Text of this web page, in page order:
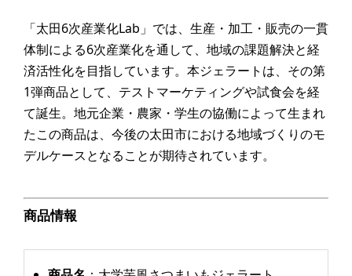
「太田6次産業化Lab」では、生産・加工・販売の一貫
体制による6次産業化を通して、地域の課題解決と経
済活性化を目指しています。本ジェラートは、その第
1弾商品として、テストマーケティングや試食会を経
て誕生。地元企業・農家・学生の協働によって生まれ
たこの商品は、今後の太田市における地域づくりのモ
デルケースとなることが期待されています。
商品情報